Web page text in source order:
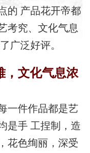
的 产品花开帝都
考究、文化气息
广泛好评。
，文化气息浓
一件作品都是艺
是手 工捏制，造
花色绚丽，深受